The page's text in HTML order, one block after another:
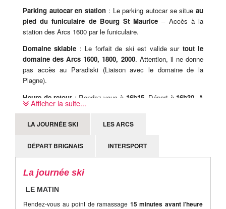
Parking autocar en station : Le parking autocar se situeau
pied du funiculaire de Bourg St Maurice – Accès à la
station des Arcs 1600 par le funiculaire.
Domaine skiable : Le forfait de ski est valide sur tout le
domaine des Arcs 1600, 1800, 2000. Attention, il ne donne
pas accès au Paradiski (Liaison avec le domaine de la
Plagne).
Heure de retour : Rendez-vous à 16h15. Départ à16h30 . A
revalider sur place avec le coordinateur.
Attention, le mauvais temps ou encore le manque de
part d'un participant.
Afficher la suite...
LA JOURNÉE SKI LES ARCS
DÉPART BRIGNAIS INTERSPORT
La journée ski
LE MATIN
Rendez-vous au point de ramassage 15 minutes avant l’heure